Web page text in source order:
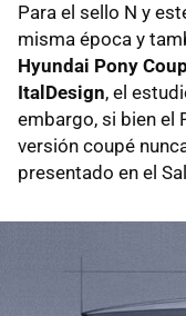
Para el sello N y
misma época y
Hyundai Pony
ItalDesign, el
embargo, si bien el
versión coupé
presentado en el